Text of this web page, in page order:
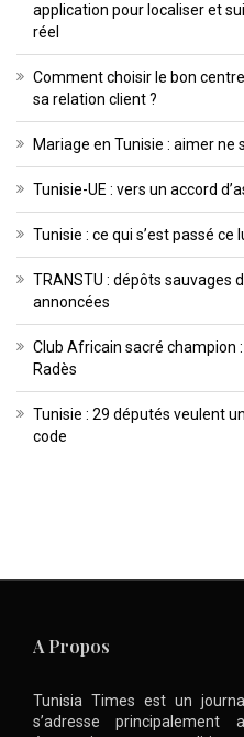
application pour localiser et
réel
Comment choisir le bon
sa relation client ?
Mariage en Tunisie : aimer ne
Tunisie-UE : vers un accord
Tunisie : ce qui s’est passé ce
TRANSTU : dépôts sauvages
annoncées
Club Africain sacré champion
Radès
Tunisie : 29 députés veulent
code
A Propos
Tunisia Times est un
s’adresse